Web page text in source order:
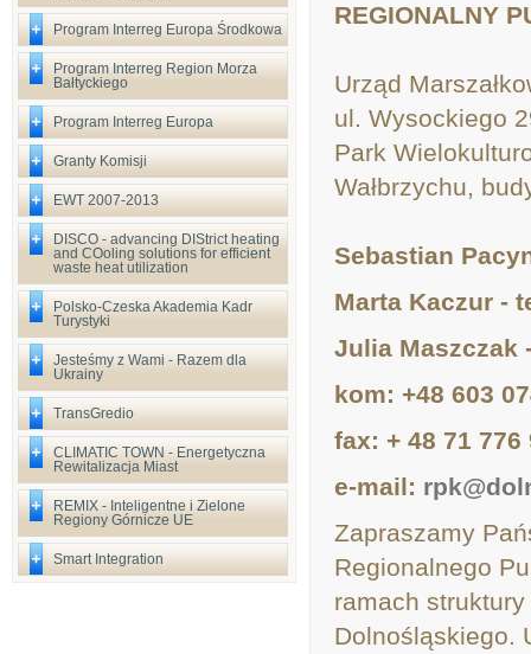
Program Interreg Europa Środkowa
Program Interreg Region Morza
Bałtyckiego
Program Interreg Europa
Granty Komisji
EWT 2007-2013
DISCO - advancing DIStrict heating
and COoling solutions for efficient
waste heat utilization
Polsko-Czeska Akademia Kadr
Turystyki
Jesteśmy z Wami - Razem dla
Ukrainy
TransGredio
CLIMATIC TOWN - Energetyczna
Rewitalizacja Miast
REMIX - Inteligentne i Zielone
Regiony Górnicze UE
Smart Integration
REGIONALNY
Urząd
ul. Wysockiego
Park
Wałbrzychu,
Sebastian
Marta Kaczur -
Julia Maszczak
kom: +48 603
fax: + 48 71 776
e-mail:
Zapraszamy
Regionalnego
ramach
Dolnośląskiego.